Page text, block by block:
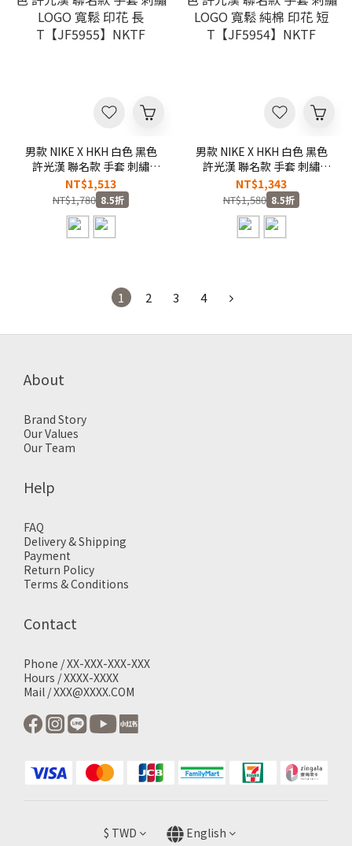
男款 NIKE X HKH 白色 黑色
許光漢 聯名款 手套 刺繡
LOGO 寬鬆 印花 長
T【JF5955】NKTF
NT$1,513
NT$1,780 8.5折
男款 NIKE X HKH 白色 黑色
許光漢 聯名款 手套 刺繡
LOGO 寬鬆 純棉 印花 短
T【JF5954】NKTF
NT$1,343
NT$1,580 8.5折
1 2 3 4
About
Brand Story
Our Values
Our Team
Help
FAQ
Delivery & Shipping
Payment
Return Policy
Terms & Conditions
Contact
Phone / XX-XXX-XXX-XXX
Hours / XXXX-XXXX
Mail / XXX@XXXX.COM
$ TWD English